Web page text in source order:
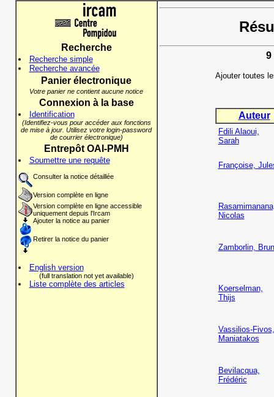
Recherche
Recherche simple
Recherche avancée
Panier électronique
Votre panier ne contient aucune notice
Connexion à la base
Identification
(Identifiez-vous pour accéder aux fonctions
de mise à jour. Utilisez votre login-password
de courrier électronique)
Entrepôt OAI-PMH
Soumettre une requête
Consulter la notice détaillée
Version complète en ligne
Version complète en ligne accessible
uniquement depuis l'Ircam
Ajouter la notice au panier
Retirer la notice du panier
English version
(full translation not yet available)
Liste complète des articles
9
Ajouter toutes
Auteur
Fdili Alaoui,
Sarah
Françoise,
Nicolas
Zamborlin,
Koerselman,
Thijs
Vassilios-Fivos,
Maniatakos
Bevilacqua,
Frédéric